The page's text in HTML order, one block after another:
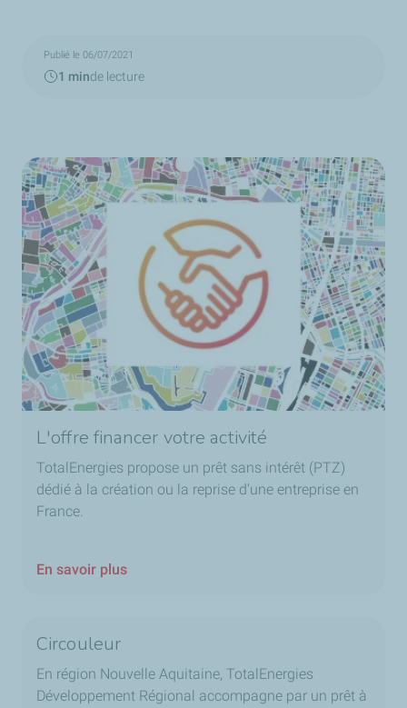
Publié le 06/07/2021
1 minde lecture
L'offre financer votre activité
TotalEnergies propose un prêt sans intérêt (PTZ)
dédié à la création ou la reprise d’une entreprise en
France.
En savoir plus
Circouleur
En région Nouvelle Aquitaine, TotalEnergies
Développement Régional accompagne par un prêt à